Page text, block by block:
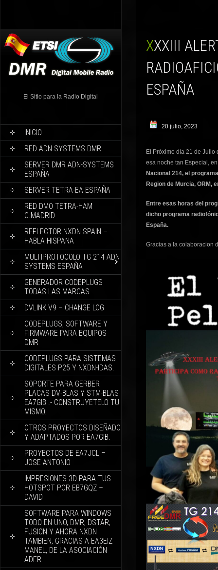
El Sitio para la Radio Digital
INICIO
RED ADN SYSTEMS DMR
SERVER DMR ADN-SYSTEMS
ESPAÑA
SERVER TETRA-EA ESPAÑA
RED DMO TETRA-HAM
C.MADRID
REFLECTOR NXDN SPAIN –
HABLA HISPANA
MULTIPROTOCOLO TG 214 ADN
SYSTEMS ESPAÑA
GENERADOR CODEPLUGS
TODAS LAS MARCAS
DVLINK V9 – CHANGE LOG
CODEPLUGS, SOFTWARE Y
FIRMWARE PARA EQUIPOS
DMR
CODEPLUGS PARA SISTEMAS
DIGITALES P25 Y NXDN-IDAS.
SOPORTE PARA GERBER
PLACAS DV-BLAS Y STM-BLAS
EA7GIB .- CONSTRUYETELO TU
MISMO.
OTROS PROYECTOS DISEÑADO
Y ADAPTADOS POR EA7GIB.
PROYECTOS DE EA7JCL –
JOSE ANTONIO
IMPRESIONES 3D PARA TUS
HOTSPOT POR EB7GQZ –
DAVID
SOFTWARE PARA WINDOWS
TODO EN UNO, DMR, DSTAR,
FUSION Y AHORA NXDN
TAMBIEN, GRACIAS A EA3EIZ
MANEL, DE LA ASOCIACIÓN
ADER
XXXIII ALERTA OVNI 21/JULIO/2023 PARTICIPA COMO
ESPAÑA
20 julio, 2023
El Próximo día 21 de
esa noche tan Especial,
Nacional 214, el
Region de Murcia, ORM,
Entre esas horas del
dicho programa
España.
Gracias a la colaboracion